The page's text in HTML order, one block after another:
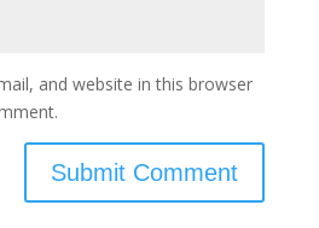
and website in this browser